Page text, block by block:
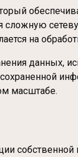
на
данных,
масштабе.